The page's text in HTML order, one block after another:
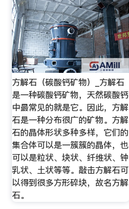
方解石（碳酸钙矿物）_方解石
是一种碳酸钙矿物，天然碳酸钙
中最常见的就是它。因此，方解
石是一种分布很广的矿物。方解
石的晶体形状多种多样，它们的
集合体可以是一簇簇的晶体，也
可以是粒状、块状、纤维状、钟
乳状、土状等等。敲击方解石可
以得到很多方形碎块，故名方解
石。